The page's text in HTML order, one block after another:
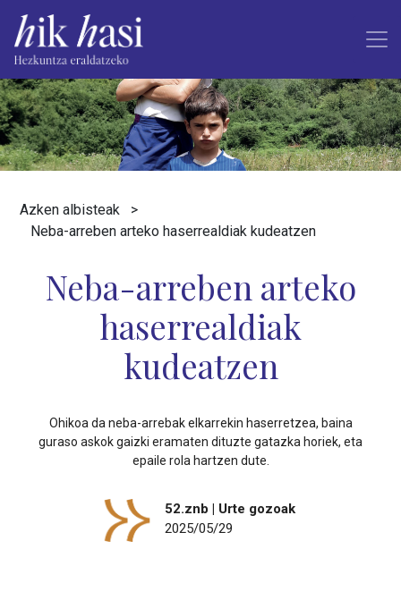
Azken albisteak
>
Neba-arreben arteko haserrealdiak kudeatzen
Neba-arreben arteko
haserrealdiak
kudeatzen
Ohikoa da neba-arrebak elkarrekin haserretzea, baina
guraso askok gaizki eramaten dituzte gatazka horiek, eta
epaile rola hartzen dute.
52.znb | Urte gozoak
2025/05/29